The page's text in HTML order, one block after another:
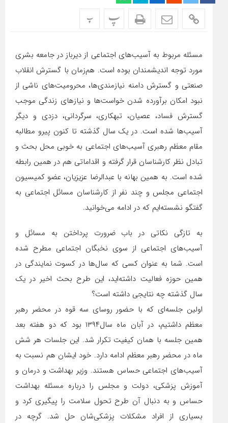
پ پ
مسئله مربوط به آسیب‌های اجتماعی از دیرباز در جامعه بشری
مورد توجه اندیشمندان بوده است. هم‌زمان با گسترش انقلاب
صنعتی و گسترش دامنه نیازمندی‌ها، محرومیت‌های ناشی از
نبود امکان برآورده شدن خواست‌ها و نیازهای زندگی موجب
گسترش فساد، عصیان، تبهکاری، سرگردانی، دزدی و دیگر
آسیب‌ها شده است. در یک سال گذشته تا کنون پیرو مطالبه
مقام معظم رهبری آسیب‌های اجتماعی به خوبی محل بحث و
تبادل نظر کارشناسان قرار گرفته و اقداماتی هم در همین رابطه
شده است. به همین بهانه با عبدالرضا عزیزیان، عضو کمیسیون
اجتماعی مجلس و چند نفر از کارشناسان مسائل اجتماعی به
گفتگو نشسته‌ایم که در ادامه می‌خوانید.
به تازگی نکاتی در باب ضرورت پرداختن به مسائل و
آسیب‌های اجتماعی از سوی نخبگان اجتماعی مطرح شده
است. شما به عنوان کسی که سال‌ها در کسوت نمایندگی در
همین حوزه فعالیت داشته‌اید، این طرح بحث اخیر در یک
سال گذشته چه نتایجی داشته است؟
اولین جلسه‌ای که با حضور روسای سه قوه در محضر رهبر
معظم داشتیم، در آبان ماه سال‌١٣٩۴ بود که دو هفته بعد
همین جلسه با همان کیفیت تکرار شد.‌ این جلسات هر شش
ماه در محضر رهبر معظم ادامه دارد. خود ایشان هم نسبت به
آسیب‌های اجتماعی حساس هستند. وزیر بهداشت و درمان و
آموزش پزشکی، دولت و مجلس را درباره مسئله بهداشت
حساس و به دنبال آن طرح تحول سلامت را پیگیری کرد و
بسیاری از افراد مشکلات پزشکی‌شان حل شد. گرچه در